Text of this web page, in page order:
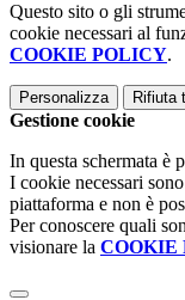
Questo sito o gli
cookie necessari al
COOKIE POLICY.
Personalizza Rifiuta
Gestione cookie
In questa schermata è
I cookie necessari
piattaforma e non è
Per conoscere quali
visionare la COOKIE